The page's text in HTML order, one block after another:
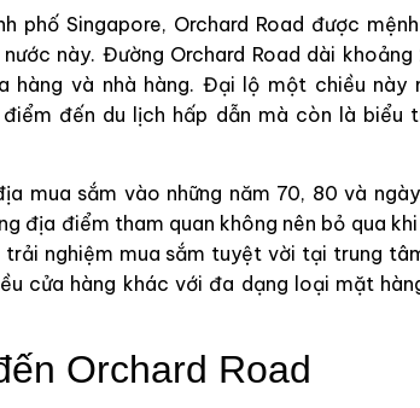
phố Singapore, Orchard Road được
này. Đường Orchard Road dài
hàng và nhà hàng. Đại lộ một chiều này
đến du lịch hấp dẫn mà còn là biểu
mua sắm vào những năm 70, 80 và
địa điểm tham quan không nên bỏ qua
nghiệm mua sắm tuyệt vời tại trung
cửa hàng khác với đa dạng loại mặt
Orchard Road